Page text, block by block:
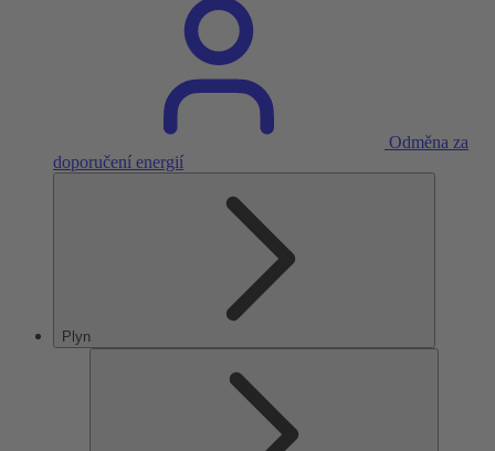
Odměna za
doporučení energií
Plyn